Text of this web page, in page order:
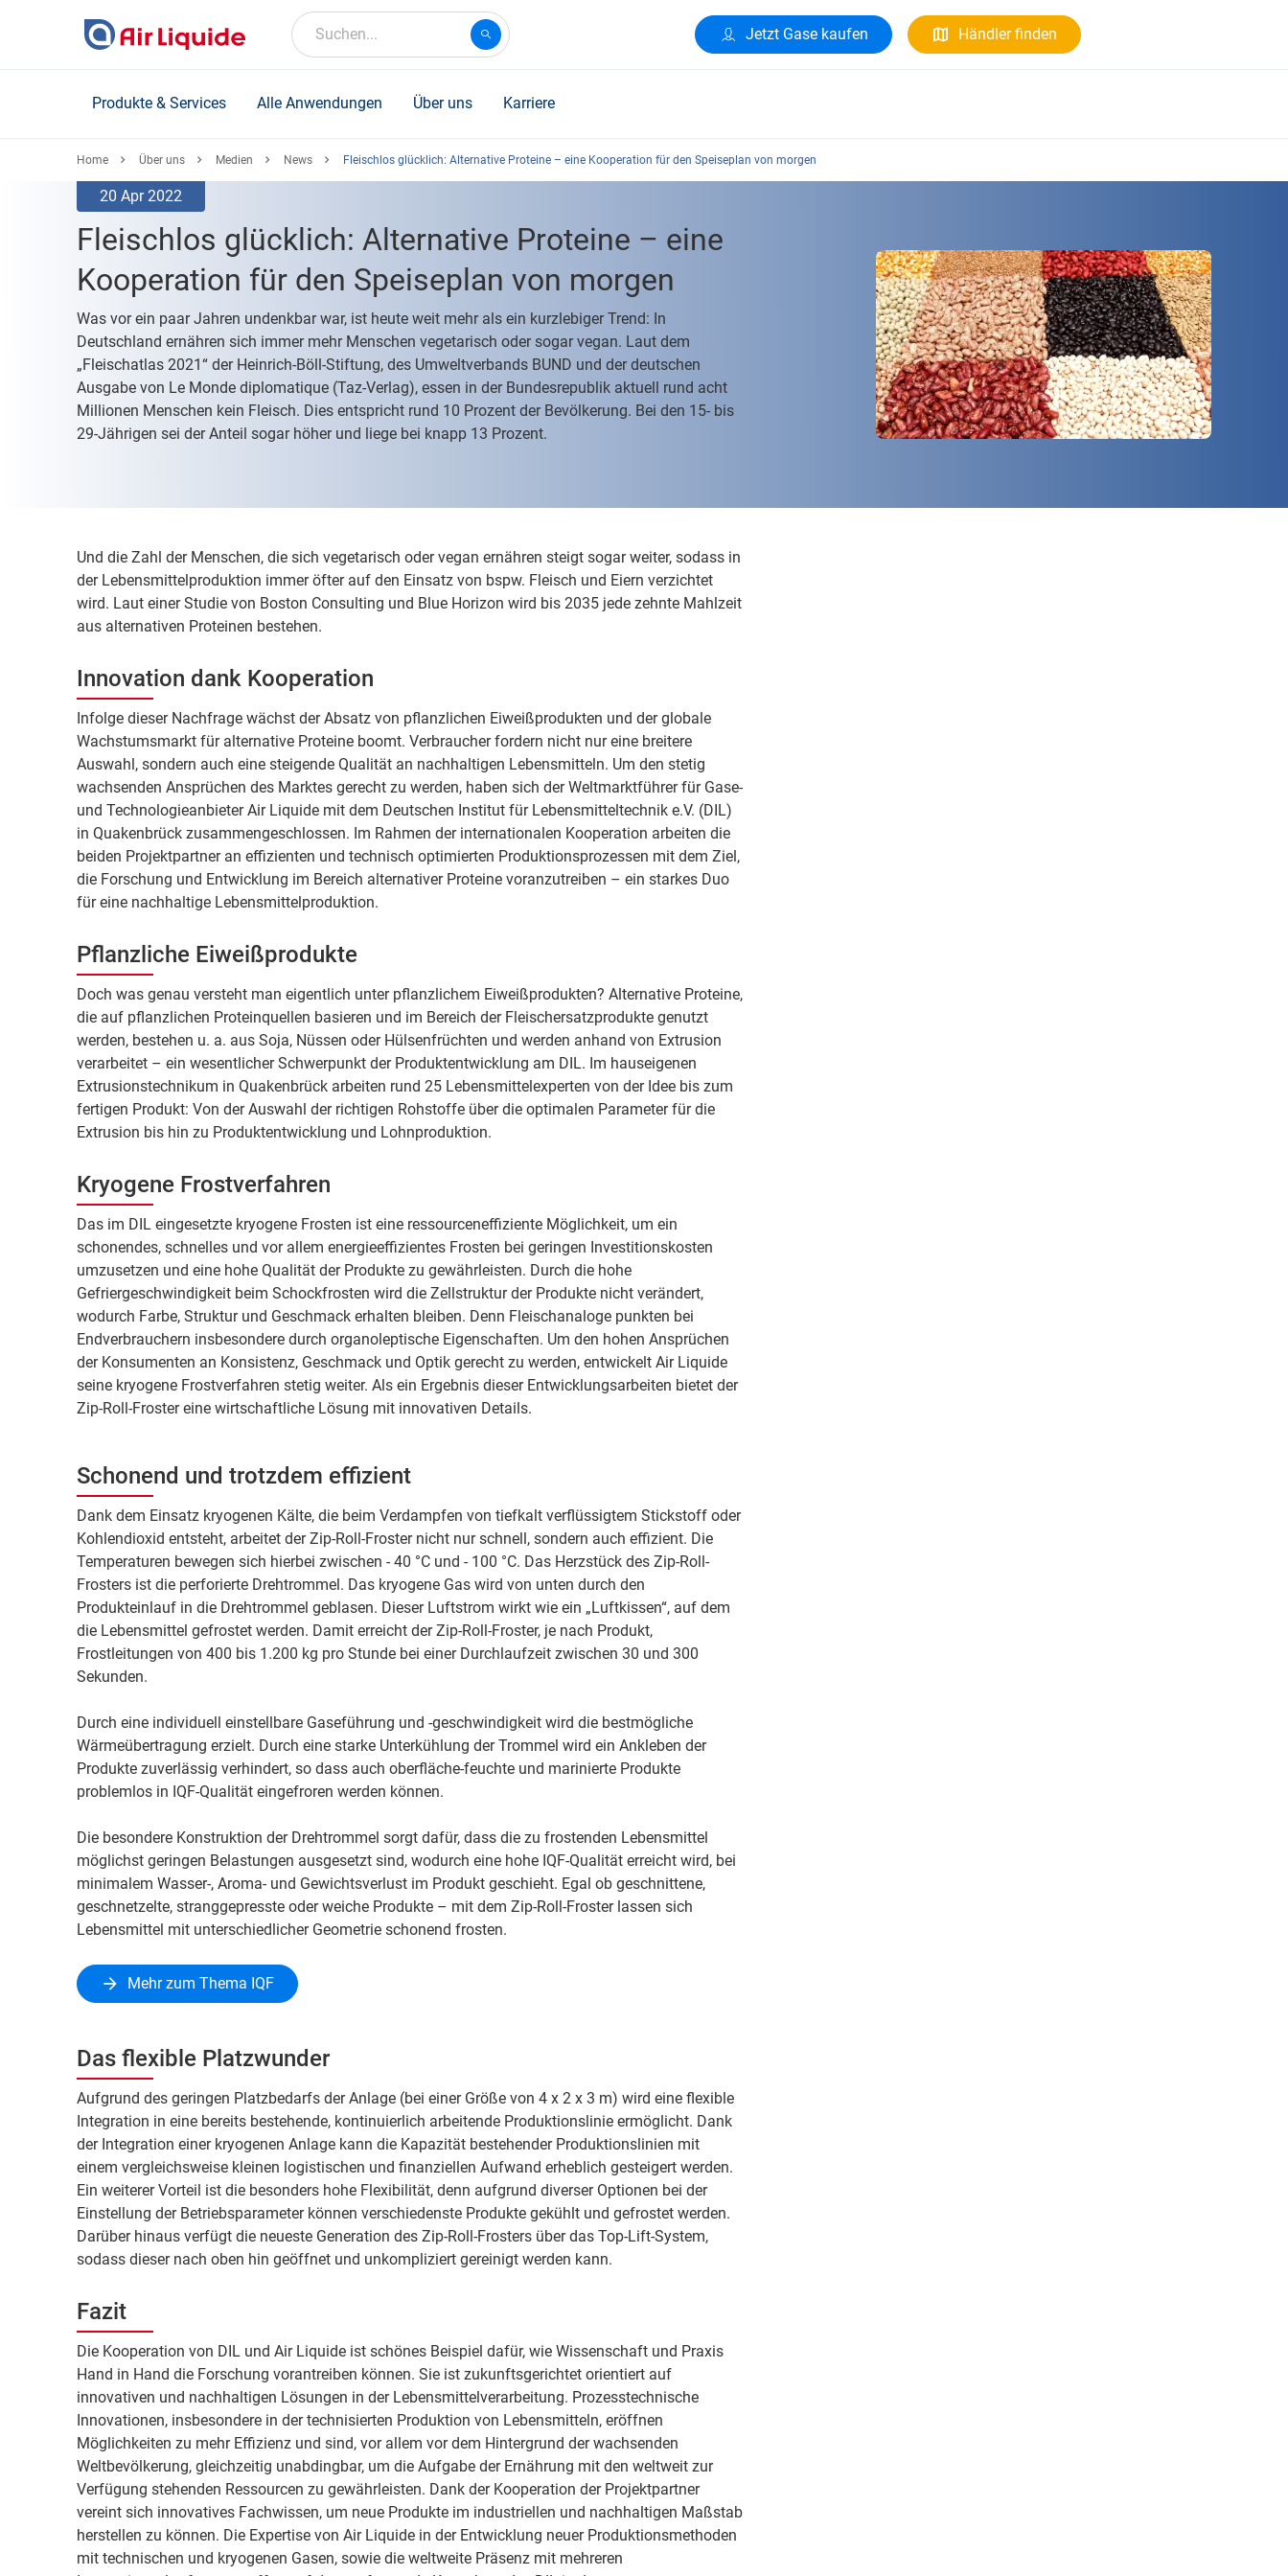
Suchen... Jetzt Gase kaufen Händler finden
Produkte & Services Alle Anwendungen Über uns Karriere
Home Über uns Medien News Fleischlos glücklich: Alternative Proteine – eine Kooperation für den Speiseplan von morgen
20 Apr 2022
Fleischlos glücklich: Alternative Proteine – eine
Kooperation für den Speiseplan von morgen
Was vor ein paar Jahren undenkbar war, ist heute weit mehr als ein kurzlebiger Trend: In
Deutschland ernähren sich immer mehr Menschen vegetarisch oder sogar vegan. Laut dem
„Fleischatlas 2021“ der Heinrich-Böll-Stiftung, des Umweltverbands BUND und der deutschen
Ausgabe von Le Monde diplomatique (Taz-Verlag), essen in der Bundesrepublik aktuell rund acht
Millionen Menschen kein Fleisch. Dies entspricht rund 10 Prozent der Bevölkerung. Bei den 15- bis
29-Jährigen sei der Anteil sogar höher und liege bei knapp 13 Prozent.
Und die Zahl der Menschen, die sich vegetarisch oder vegan ernähren steigt sogar weiter, sodass in
der Lebensmittelproduktion immer öfter auf den Einsatz von bspw. Fleisch und Eiern verzichtet
wird. Laut einer Studie von Boston Consulting und Blue Horizon wird bis 2035 jede zehnte Mahlzeit
aus alternativen Proteinen bestehen.
Innovation dank Kooperation
Infolge dieser Nachfrage wächst der Absatz von pflanzlichen Eiweißprodukten und der globale
Wachstumsmarkt für alternative Proteine boomt. Verbraucher fordern nicht nur eine breitere
Auswahl, sondern auch eine steigende Qualität an nachhaltigen Lebensmitteln. Um den stetig
wachsenden Ansprüchen des Marktes gerecht zu werden, haben sich der Weltmarktführer für Gase-
und Technologieanbieter Air Liquide mit dem Deutschen Institut für Lebensmitteltechnik e.V. (DIL)
in Quakenbrück zusammengeschlossen. Im Rahmen der internationalen Kooperation arbeiten die
beiden Projektpartner an effizienten und technisch optimierten Produktionsprozessen mit dem Ziel,
die Forschung und Entwicklung im Bereich alternativer Proteine voranzutreiben – ein starkes Duo
für eine nachhaltige Lebensmittelproduktion.
Pflanzliche Eiweißprodukte
Doch was genau versteht man eigentlich unter pflanzlichem Eiweißprodukten? Alternative Proteine,
die auf pflanzlichen Proteinquellen basieren und im Bereich der Fleischersatzprodukte genutzt
werden, bestehen u. a. aus Soja, Nüssen oder Hülsenfrüchten und werden anhand von Extrusion
verarbeitet – ein wesentlicher Schwerpunkt der Produktentwicklung am DIL. Im hauseigenen
Extrusionstechnikum in Quakenbrück arbeiten rund 25 Lebensmittelexperten von der Idee bis zum
fertigen Produkt: Von der Auswahl der richtigen Rohstoffe über die optimalen Parameter für die
Extrusion bis hin zu Produktentwicklung und Lohnproduktion.
Kryogene Frostverfahren
Das im DIL eingesetzte kryogene Frosten ist eine ressourceneffiziente Möglichkeit, um ein
schonendes, schnelles und vor allem energieeffizientes Frosten bei geringen Investitionskosten
umzusetzen und eine hohe Qualität der Produkte zu gewährleisten. Durch die hohe
Gefriergeschwindigkeit beim Schockfrosten wird die Zellstruktur der Produkte nicht verändert,
wodurch Farbe, Struktur und Geschmack erhalten bleiben. Denn Fleischanaloge punkten bei
Endverbrauchern insbesondere durch organoleptische Eigenschaften. Um den hohen Ansprüchen
der Konsumenten an Konsistenz, Geschmack und Optik gerecht zu werden, entwickelt Air Liquide
seine kryogene Frostverfahren stetig weiter. Als ein Ergebnis dieser Entwicklungsarbeiten bietet der
Zip-Roll-Froster eine wirtschaftliche Lösung mit innovativen Details.
Schonend und trotzdem effizient
Dank dem Einsatz kryogenen Kälte, die beim Verdampfen von tiefkalt verflüssigtem Stickstoff oder
Kohlendioxid entsteht, arbeitet der Zip-Roll-Froster nicht nur schnell, sondern auch effizient. Die
Temperaturen bewegen sich hierbei zwischen - 40 °C und - 100 °C. Das Herzstück des Zip-Roll-
Frosters ist die perforierte Drehtrommel. Das kryogene Gas wird von unten durch den
Produkteinlauf in die Drehtrommel geblasen. Dieser Luftstrom wirkt wie ein „Luftkissen“, auf dem
die Lebensmittel gefrostet werden. Damit erreicht der Zip-Roll-Froster, je nach Produkt,
Frostleitungen von 400 bis 1.200 kg pro Stunde bei einer Durchlaufzeit zwischen 30 und 300
Sekunden.
Durch eine individuell einstellbare Gaseführung und -geschwindigkeit wird die bestmögliche
Wärmeübertragung erzielt. Durch eine starke Unterkühlung der Trommel wird ein Ankleben der
Produkte zuverlässig verhindert, so dass auch oberfläche-feuchte und marinierte Produkte
problemlos in IQF-Qualität eingefroren werden können.
Die besondere Konstruktion der Drehtrommel sorgt dafür, dass die zu frostenden Lebensmittel
möglichst geringen Belastungen ausgesetzt sind, wodurch eine hohe IQF-Qualität erreicht wird, bei
minimalem Wasser-, Aroma- und Gewichtsverlust im Produkt geschieht. Egal ob geschnittene,
geschnetzelte, stranggepresste oder weiche Produkte – mit dem Zip-Roll-Froster lassen sich
Lebensmittel mit unterschiedlicher Geometrie schonend frosten.
Mehr zum Thema IQF
Das flexible Platzwunder
Aufgrund des geringen Platzbedarfs der Anlage (bei einer Größe von 4 x 2 x 3 m) wird eine flexible
Integration in eine bereits bestehende, kontinuierlich arbeitende Produktionslinie ermöglicht. Dank
der Integration einer kryogenen Anlage kann die Kapazität bestehender Produktionslinien mit
einem vergleichsweise kleinen logistischen und finanziellen Aufwand erheblich gesteigert werden.
Ein weiterer Vorteil ist die besonders hohe Flexibilität, denn aufgrund diverser Optionen bei der
Einstellung der Betriebsparameter können verschiedenste Produkte gekühlt und gefrostet werden.
Darüber hinaus verfügt die neueste Generation des Zip-Roll-Frosters über das Top-Lift-System,
sodass dieser nach oben hin geöffnet und unkompliziert gereinigt werden kann.
Fazit
Die Kooperation von DIL und Air Liquide ist schönes Beispiel dafür, wie Wissenschaft und Praxis
Hand in Hand die Forschung vorantreiben können. Sie ist zukunftsgerichtet orientiert auf
innovativen und nachhaltigen Lösungen in der Lebensmittelverarbeitung. Prozesstechnische
Innovationen, insbesondere in der technisierten Produktion von Lebensmitteln, eröffnen
Möglichkeiten zu mehr Effizienz und sind, vor allem vor dem Hintergrund der wachsenden
Weltbevölkerung, gleichzeitig unabdingbar, um die Aufgabe der Ernährung mit den weltweit zur
Verfügung stehenden Ressourcen zu gewährleisten. Dank der Kooperation der Projektpartner
vereint sich innovatives Fachwissen, um neue Produkte im industriellen und nachhaltigen Maßstab
herstellen zu können. Die Expertise von Air Liquide in der Entwicklung neuer Produktionsmethoden
mit technischen und kryogenen Gasen, sowie die weltweite Präsenz mit mehreren